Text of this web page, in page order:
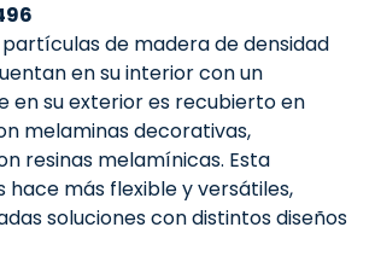
de madera de densidad
en su interior con un
en su exterior es recubierto en
melaminas decorativas,
resinas melamínicas. Esta
hace más flexible y versátiles,
soluciones con distintos diseños